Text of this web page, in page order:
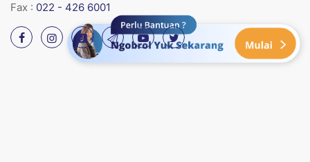
Fax : 022 - 426 6001